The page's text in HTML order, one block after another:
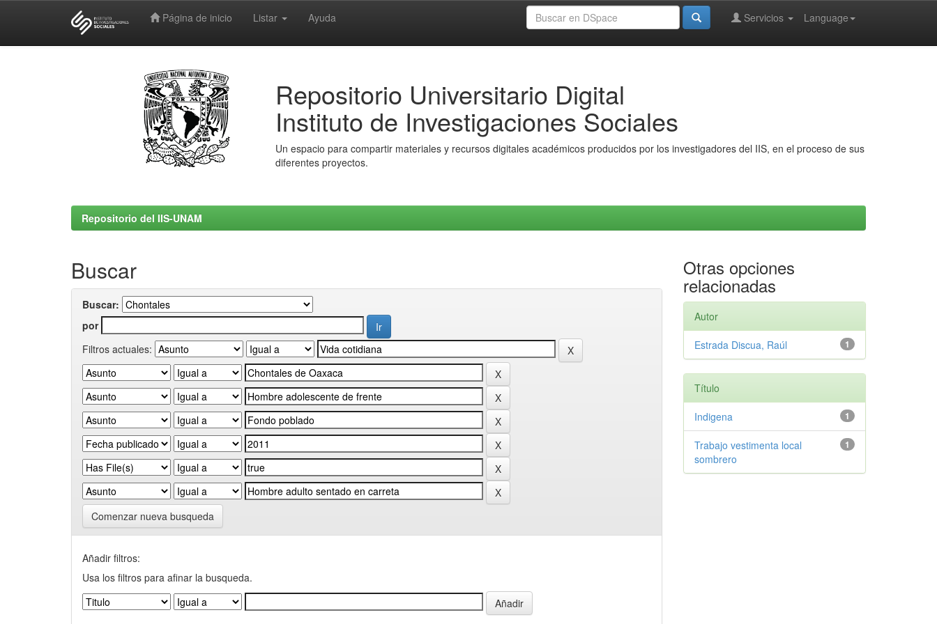
Página de inicio Listar Ayuda Language
Servicios
Repositorio Universitario Digital
Instituto de Investigaciones Sociales
Un espacio para compartir materiales y recursos digitales académicos producidos por los investigadores del IIS, en el proceso de sus
diferentes proyectos.
Repositorio del IIS-UNAM
Buscar
Buscar:
por
Filtros actuales:
Comenzar nueva busqueda
Añadir filtros:
Usa los filtros para afinar la busqueda.
Otras opciones
relacionadas
Autor
1
Estrada Discua, Raúl
Título
1
Indigena
1
Trabajo vestimenta local
sombrero